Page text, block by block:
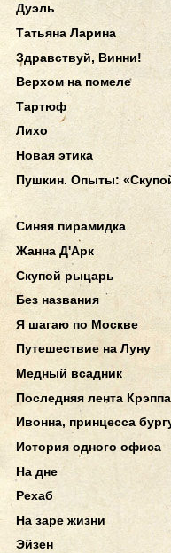
Дуэль
Татьяна Ларина
Здравствуй, Винни!
Верхом на помеле
Тартюф
Лихо
Новая этика
Пушкин. Опыты:
Синяя пирамидка
Жанна Д'Арк
Скупой рыцарь
Без названия
Я шагаю по Москве
Путешествие на Луну
Медный всадник
Последняя лента Крэппа
Ивонна, принцесса
История одного офиса
На дне
Рехаб
На заре жизни
Эйзен